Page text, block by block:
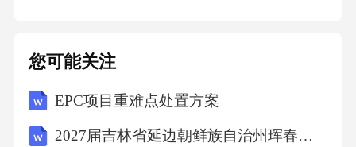
活习惯职业决定了患者的日常活动和运动强
度，例如，从事重体力劳动的患者关节负担较
大，需重点监测和管理其关节状况。主诉与现
您可能关注
EPC项目重难点处置方案
2027届吉林省延边朝鲜族自治州珲春市数学四上期末考试试题含解析